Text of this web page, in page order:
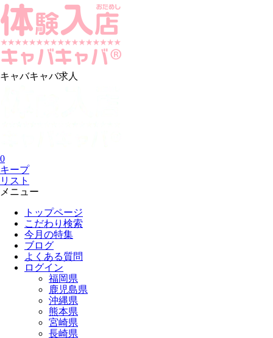
キャバキャバ求人
0
キープ
リスト
メニュー
トップページ
こだわり検索
今月の特集
ブログ
よくある質問
ログイン
福岡県
鹿児島県
沖縄県
熊本県
宮崎県
長崎県